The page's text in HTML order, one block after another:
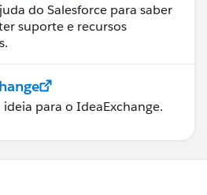
do Salesforce para saber
suporte e recursos
ideia para o IdeaExchange.